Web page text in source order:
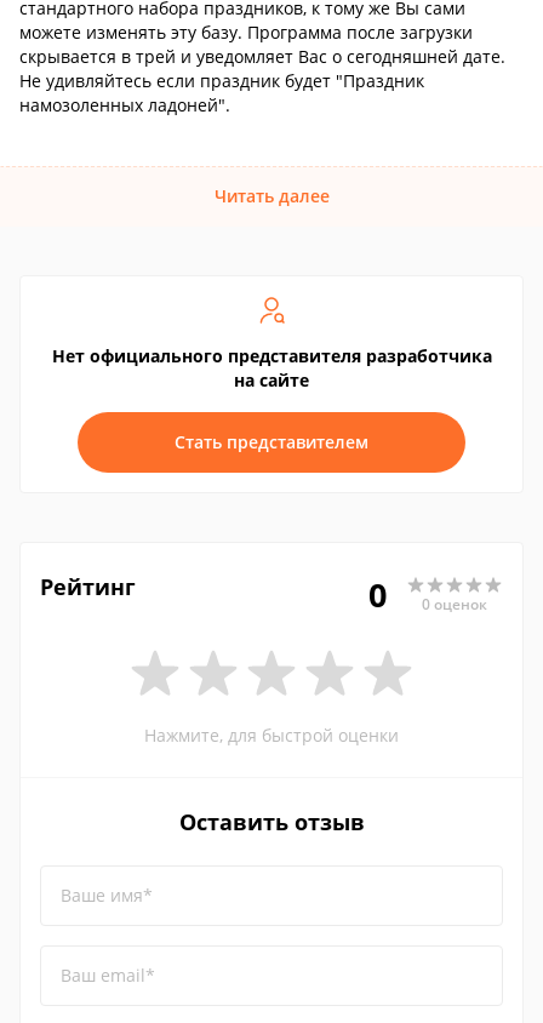
стандартного набора праздников, к тому же Вы сами
можете изменять эту базу. Программа после загрузки
скрывается в трей и уведомляет Вас о сегодняшней дате.
Не удивляйтесь если праздник будет "Праздник
намозоленных ладоней".
Читать далее
Нет официального представителя разработчика
на сайте
Стать представителем
Рейтинг 0 0 оценок
Нажмите, для быстрой оценки
Оставить отзыв
Ваше имя*
Ваш email*